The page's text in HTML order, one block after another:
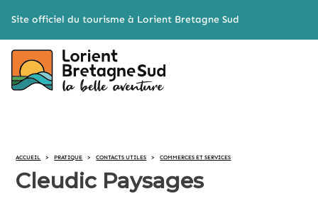
Site officiel du tourisme à Lorient Bretagne Sud
ACCUEIL > PRATIQUE > CONTACTS UTILES > COMMERCES ET SERVICES
Cleudic Paysages